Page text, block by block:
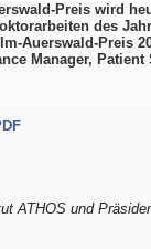
Preis wird
des
Auerswald-Preis
Manager,
ATHOS und